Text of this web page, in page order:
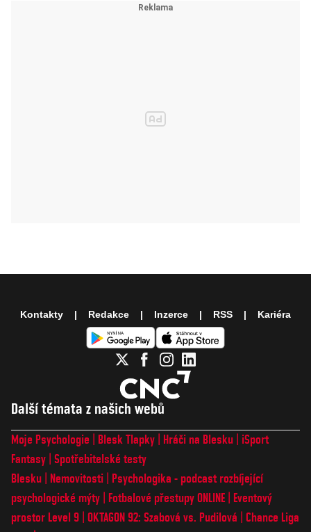
Další témata z našich webů
Moje Psychologie Blesk Tlapky Hráči na Blesku
iSport
Fantasy Spotřebitelské testy
Blesku
Nemovitosti
Psychologika - podcast rozbíjející
psychologické mýty
Fotbalové přestupy ONLINE
Eventový
prostor Level 9 OKTAGON 92: Szabová vs. Pudilová
Chance Liga
Kontakty Redakce Inzerce RSS Kariéra